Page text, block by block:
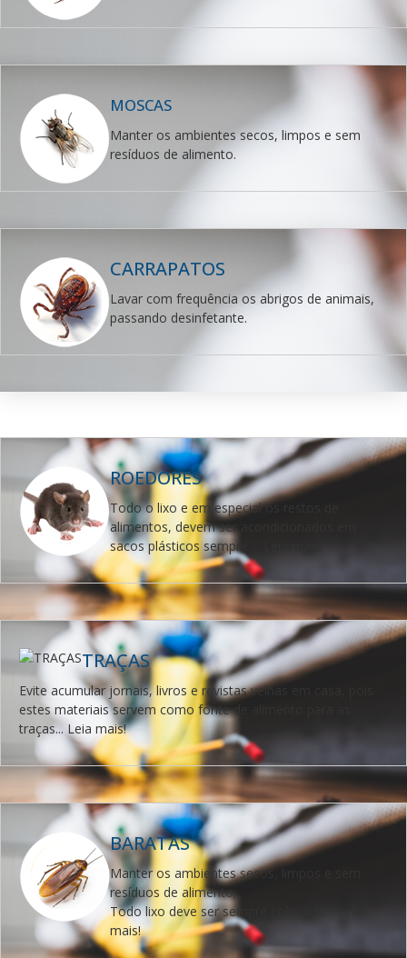
MOSCAS
Manter os ambientes secos, limpos e sem
resíduos de alimento.
CARRAPATOS
Lavar com frequência os abrigos de animais,
passando desinfetante.
ROEDORES
Todo o lixo e em especial os restos de
alimentos, devem ser acondicionados em
sacos plásticos sempre ... Leia mais!
TRAÇAS
Evite acumular jornais, livros e revistas velhas em casa, pois
estes materiais servem como fonte de alimento para as
traças... Leia mais!
BARATAS
Manter os ambientes secos, limpos e sem
resíduos de alimento;
Todo lixo deve ser sempre colocado... Leia
mais!